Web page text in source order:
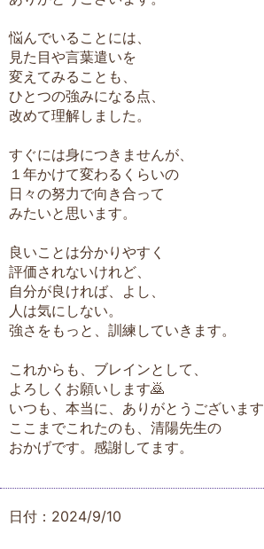
悩んでいることには、
見た目や言葉遣いを
変えてみることも、
ひとつの強みになる点、
改めて理解しました。
すぐには身につきませんが、
１年かけて変わるくらいの
日々の努力で向き合って
みたいと思います。
良いことは分かりやすく
評価されないけれど、
自分が良ければ、よし、
人は気にしない。
強さをもっと、訓練していきます。
これからも、ブレインとして、
よろしくお願いします🙇
いつも、本当に、ありがとうございます
ここまでこれたのも、清陽先生の
おかげです。感謝してます。
日付：2024/9/10